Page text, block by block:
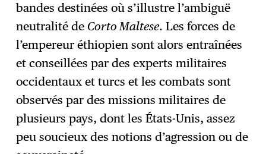
bandes destinées où s’illustre l’ambiguë
neutralité de Corto Maltese. Les forces de
l’empereur éthiopien sont alors entraînées
et conseillées par des experts militaires
occidentaux et turcs et les combats sont
observés par des missions militaires de
plusieurs pays, dont les États-Unis, assez
peu soucieux des notions d’agression ou de